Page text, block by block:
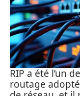
RIP a été l’un
routage